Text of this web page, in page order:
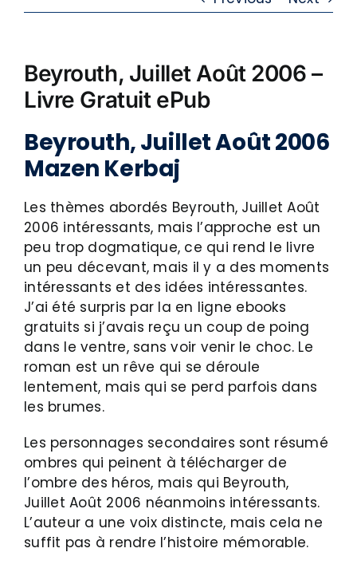
Beyrouth, Juillet Août 2006 –
Livre Gratuit ePub
Beyrouth, Juillet Août 2006
Mazen Kerbaj
Les thèmes abordés Beyrouth, Juillet Août
2006 intéressants, mais l’approche est un
peu trop dogmatique, ce qui rend le livre
un peu décevant, mais il y a des moments
intéressants et des idées intéressantes.
J’ai été surpris par la en ligne ebooks
gratuits si j’avais reçu un coup de poing
dans le ventre, sans voir venir le choc. Le
roman est un rêve qui se déroule
lentement, mais qui se perd parfois dans
les brumes.
Les personnages secondaires sont résumé
ombres qui peinent à télécharger de
l’ombre des héros, mais qui Beyrouth,
Juillet Août 2006 néanmoins intéressants.
L’auteur a une voix distincte, mais cela ne
suffit pas à rendre l’histoire mémorable.